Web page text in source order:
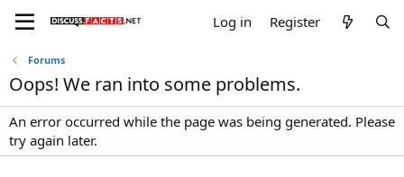
Log in Register
Forums
Oops! We ran into some problems.
An error occurred while the page was being generated. Please
try again later.